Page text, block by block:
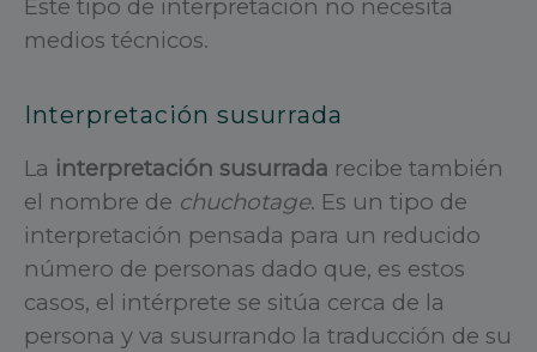
Este tipo de interpretación no necesita
medios técnicos.
Interpretación susurrada
La interpretación susurrada recibe también
el nombre de chuchotage. Es un tipo de
interpretación pensada para un reducido
número de personas dado que, es estos
casos, el intérprete se sitúa cerca de la
persona y va susurrando la traducción de su